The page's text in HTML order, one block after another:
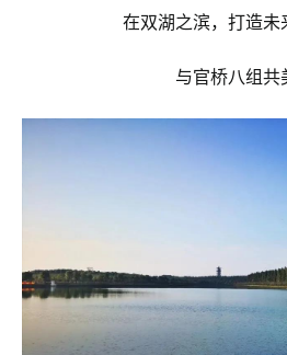
在双湖之滨，打造未
与官桥八组共